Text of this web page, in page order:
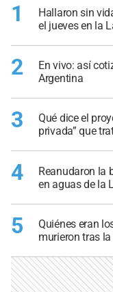
1
Hallaron sin
el jueves en la
2
En vivo: así
Argentina
3
Qué dice el
privada” que
4
Reanudaron la
en aguas de la
5
Quiénes eran
murieron tras